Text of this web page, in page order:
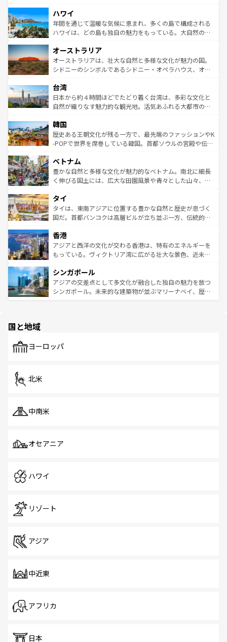
ば市内交通費無料で観光を楽しむこともできる。 なお、新
着のスイス情報はコンテンツ一覧 を参照してほしい。
のような巨大都市は、観光、ショッピング、エンターテイ
ンメントが詰まった刺激的なスポットだ。一方、アメリカ
西部には大自然が広がり、グランドキャニオンやイエロー
部のニューオーリンズでは、音楽と美食が融合した独特の
文化が魅力。旅行者はアメリカの各地域で異なる魅力を楽
しみながら、その多様性と豊かな歴史を感じることができ
ならではの贅沢な旅のスタイルだ。 なお、新着のアメリカ
情報はコンテンツ一覧を参照してほしい。
ハワイ
年間を通じて温暖な気候に恵まれ、多くの島で構成される
ハワイは、どの島も独自の魅力をもっている。大自然の神
ワイ島は見逃せない。また、定番の観光地といえばオアフ
島だが、静かな自然を求めるならマウイ島やカウアイ島が
おすすめ。エメラルドグリーンに輝く海をはじめ、豊かな
れるおもてなしの心で訪れる人々を迎えてくれるハワイの
人々、おいしいローカルフードやハワイアンミュージッ
ク、伝統的なフラダンスなど、すべてがハワイの魅力を彩
ワイを、存分に味わってほしい。 なお、新着のハワイ情報
はコンテンツ一覧を参照してほしい。
オーストラリア
オーストラリアは、壮大な自然と多様な文化が魅力の国。
シドニーのシンボルであるシドニー・オペラハウス、オー
リアリーフや大陸中央部にそびえるウルル（エアーズロッ
ク）、タスマニアの美しい原生林やケアンズの熱帯雨林な
ど、見どころがたくさん。また、カフェやワイン、オージ
いる。アクティビティも充実しており、サーフィンやダイ
ビング、ハイキングなど、アウトドア好きにはたまらな
い。オーストラリアの多彩な魅力を存分に味わいつくそ
参照してほしい。
台湾
日本から約４時間ほどでたどり着く台湾は、多彩な文化と
自然が織りなす魅力的な観光地。活気あふれる大都市の台
ン）、静ひつな山岳地帯である台湾東部など、都市の喧騒
と山間の静けさが共存しており、訪れる人に新しい発見と
驚きをもたらしてくれる。また、奥深い台湾の食文化も魅
容にもいいと評判のスイーツなど、バラエティ豊かな料理
が味わえる。 なお、新着の台湾情報は コンテンツ一覧を参
照してほしい。
韓国
歴史ある王朝文化が残る一方で、最先端のファッションやK
-POPで世界を席巻している韓国。首都ソウルの宮殿や伝統
き、地方に足を延ばせば四季折々の自然美を楽しむことが
できる。そして、キムチや焼肉、絶品のストリートフード
まで、さまざまな韓国料理が待っている。夜には、韓国な
リティに包まれながら、韓国の多彩な魅力を心ゆくまで味
わってみてほしい。 なお、新着の韓国情報はコンテンツ一
覧を参照してほしい。
ベトナム
豊かな自然と多様な文化が魅力的なベトナム。南北に細長
く伸びる国土には、広大な田園風景や青々とした山々、世
急速な発展と共に伝統が息づく。ハノイの古い町並みやホ
ーチミン市のフランス統治時代の建物も、独特の雰囲気を
醸し出している。また、バラエティの豊かさとおいしさで
とつ。フォーやバインミー、ベトナムコーヒーなどは、ぜ
ひ現地で味わいたい。どの地域を訪れてもあたたかい人々
が旅行者を迎えてくれるので、きっと忘れられない旅にな
参照してほしい。
タイ
タイは、東南アジアに位置する豊かな自然と歴史が息づく
国だ。首都バンコクは高層ビルが立ち並ぶ一方、伝統的な
の活気が交差している。北部ではチェンマイなどの山岳地
帯で自然と触れ合い、南部ではプーケットやクラビの美し
いビーチでリゾート気分を楽しむことができる。タイ料理
激する。気候は一年中温暖で、どの季節にも異なる楽しみ
が待っている。親しみやすいタイの人々、仏教を中心とし
た文化、そして多様な観光資源が、訪れる旅人を魅了し続
香港
アジアと西洋の文化が交わる香港は、特有のエネルギーを
もっている。ヴィクトリア湾に広がる壮大な景色、近未来
み、どこを訪れても感動するはず。観光スポットが密集し
ており、効率よく見どころを回れるのも魅力。息をのむよ
うな絶景から文化的な体験まで、香港を存分に楽しみ尽く
シンガポール
アジアの交差点として多文化が融合した独自の魅力を放つ
シンガポール。未来的な建築物が並ぶマリーナベイ、歴史
で、ホーカーズは地元の風情を楽しめる外せないスポット
国と地域
ヨーロッパ
北米
中南米
オセアニア
ハワイ
リゾート
アジア
中近東
アフリカ
日本